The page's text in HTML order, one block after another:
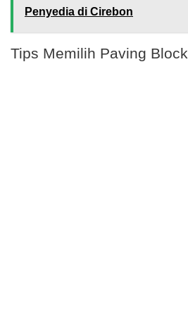
Penyedia di Cirebon
Tips Memilih Paving Block